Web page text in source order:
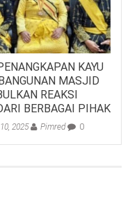
KAYU
MASJID
REAKSI
BERBAGAI PIHAK
2025 Pimred 0